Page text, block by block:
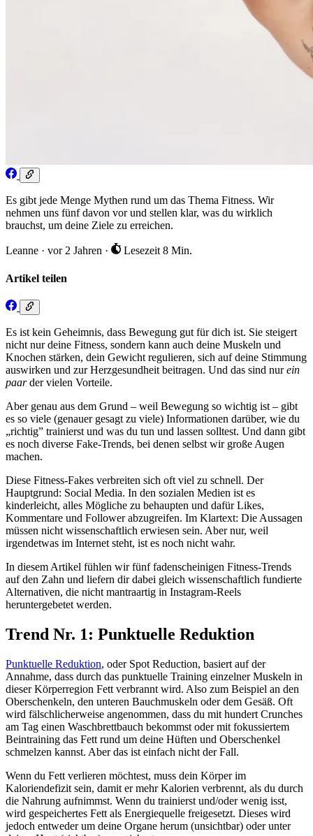
Es gibt jede Menge Mythen rund um das Thema Fitness. Wir
nehmen uns fünf davon vor und stellen klar, was du wirklich
brauchst, um deine Ziele zu erreichen.
Leanne · vor 2 Jahren · Lesezeit 8 Min.
Artikel teilen
Es ist kein Geheimnis, dass Bewegung gut für dich ist. Sie steigert
nicht nur deine Fitness, sondern kann auch deine Muskeln und
Knochen stärken, dein Gewicht regulieren, sich auf deine Stimmung
auswirken und zur Herzgesundheit beitragen. Und das sind nurein
paarder vielen Vorteile.
Aber genau aus dem Grund – weil Bewegung so wichtig ist – gibt
es so viele (genauer gesagt zu viele) Informationen darüber, wie du
„richtig” trainierst und was du tun und lassen solltest. Und dann gibt
es noch diverse Fake-Trends, bei denen selbst wir große Augen
machen.
Diese Fitness-Fakes verbreiten sich oft viel zu schnell. Der
Hauptgrund: Social Media. In den sozialen Medien ist es
kinderleicht, alles Mögliche zu behaupten und dafür Likes,
Kommentare und Follower abzugreifen. Im Klartext: Die Aussagen
müssen nicht wissenschaftlich erwiesen sein. Aber nur, weil
irgendetwas im Internet steht, ist es noch nicht wahr.
In diesem Artikel fühlen wir fünf fadenscheinigen Fitness-Trends
auf den Zahn und liefern dir dabei gleich wissenschaftlich fundierte
Alternativen, die nicht mantraartig in Instagram-Reels
heruntergebetet werden.
Trend Nr. 1: Punktuelle Reduktion
Punktuelle Reduktion, oder Spot Reduction, basiert auf der
Annahme, dass durch das punktuelle Training einzelner Muskeln in
dieser Körperregion Fett verbrannt wird. Also zum Beispiel an den
Oberschenkeln, den unteren Bauchmuskeln oder dem Gesäß. Oft
wird fälschlicherweise angenommen, dass du mit hundert Crunches
am Tag einen Waschbrettbauch bekommst oder mit fokussiertem
Beintraining das Fett rund um deine Hüften und Oberschenkel
schmelzen kannst. Aber das ist einfach nicht der Fall.
Wenn du Fett verlieren möchtest, muss dein Körper im
Kaloriendefizit sein, damit er mehr Kalorien verbrennt, als du durch
die Nahrung aufnimmst. Wenn du trainierst und/oder wenig isst,
wird gespeichertes Fett als Energiequelle freigesetzt. Dieses wird
jedoch entweder um deine Organe herum (unsichtbar) oder unter